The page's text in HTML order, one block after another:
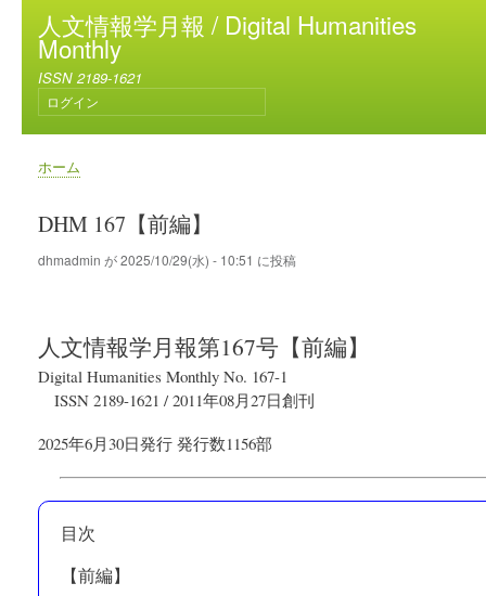
メ
イ
コ
テ
動
人文情報学月報 / Digital Humanities
Monthly
ISSN 2189-1621
ユ
ー
ザ
ー
カ
ン
ュ
ー
ログイン
パ
く
ず
ホーム
DHM 167【前編】
dhmadmin が2025/10/29(水) - 10:51 に投稿
人文情報学月報第167号【前編】
Digital Humanities Monthly No. 167-1
ISSN 2189-1621 /2011年08月27日創刊
2025年6月30日発行 発行数1156部
目次
【前編】